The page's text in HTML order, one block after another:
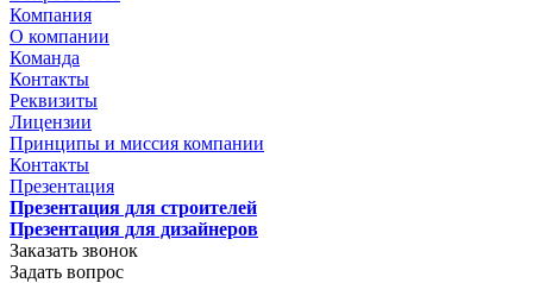
Компания
О компании
Команда
Контакты
Реквизиты
Лицензии
Принципы и миссия компании
Контакты
Презентация
Презентация для строителей
Презентация для дизайнеров
Заказать звонок
Задать вопрос